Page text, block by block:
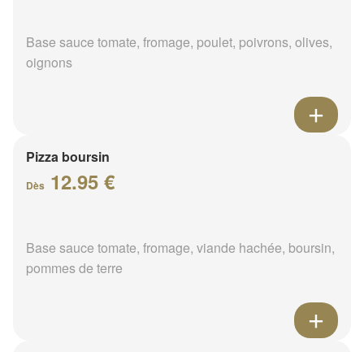
Base sauce tomate, fromage, poulet, poivrons, olives,
oignons
Pizza boursin
Dès 12.95 €
Base sauce tomate, fromage, viande hachée, boursin,
pommes de terre